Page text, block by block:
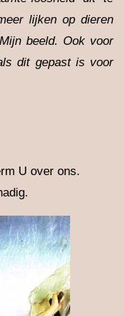
lijken op dieren
beeld. Ook voor
dit gepast is voor
U over ons.